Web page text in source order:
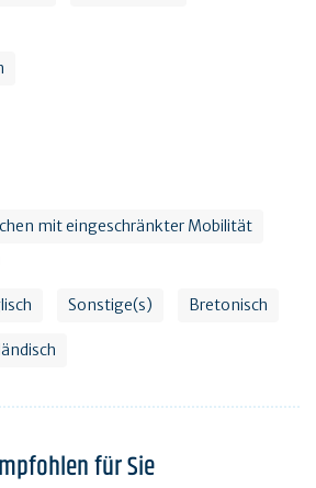
mit eingeschränkter Mobilität
Sonstige(s) Bretonisch
für Sie